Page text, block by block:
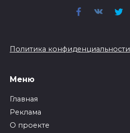
Политика конфиденциальности
Меню
Главная
Реклама
О проекте